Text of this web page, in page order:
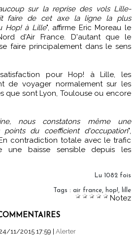
faire de cet axe la ligne la plus
Hop! à Lille", affirme Eric Moreau le
d'Air France. D'autant que le
faire principalement dans le sens
pour Hop! à Lille, les
de voyager normalement sur les
que sont Lyon, Toulouse ou encore
nous constatons même une
points du coefficient d'occupation",
contradiction totale avec le trafic
une baisse sensible depuis les
Lu 1082 fois
Tags : air france, hop!, lille
Notez
11/2015 17:59 Alerter